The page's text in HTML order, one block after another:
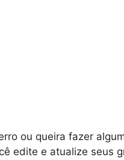
ou queira fazer
edite e atualize seus